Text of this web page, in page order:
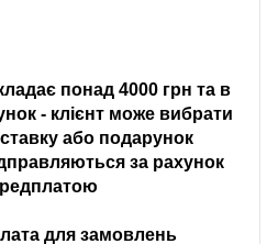
понад 4000 грн та в
- клієнт може вибрати
або подарунок
за рахунок
для замовлень